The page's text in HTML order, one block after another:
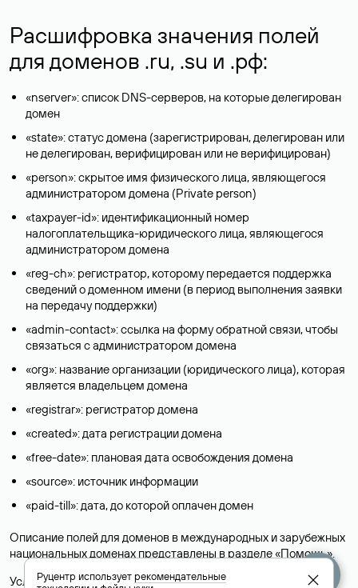
Расшифровка значения полей
для доменов .ru, .su и .рф:
«nserver»: список DNS-серверов, на которые делегирован
домен
«state»: статус домена (зарегистрирован, делегирован или
не делегирован, верифицирован или не верифицирован)
«person»: скрытое имя физического лица, являющегося
администратором домена (Privatе person)
«taxpayer-id»: идентификационный номер
налогоплательщика-юридического лица, являющегося
администратором домена
«reg-ch»: регистратор, которому передается поддержка
сведений о доменном имени (в период выполнения заявки
на передачу поддержки)
«admin-contact»: ссылка на форму обратной связи, чтобы
связаться с администратором домена
«org»: название организации (юридического лица), которая
является владельцем домена
«registrar»: регистратор домена
«created»: дата регистрации домена
«free-date»: плановая дата освобождения домена
«source»: источник информации
«paid-till»: дата, до которой оплачен домен
Описание полей для доменов в международных и зарубежных
национальных доменах представлены в разделе «Помощь».
Условия использования Whois-сервиса
Руцентр используетрекомендательные